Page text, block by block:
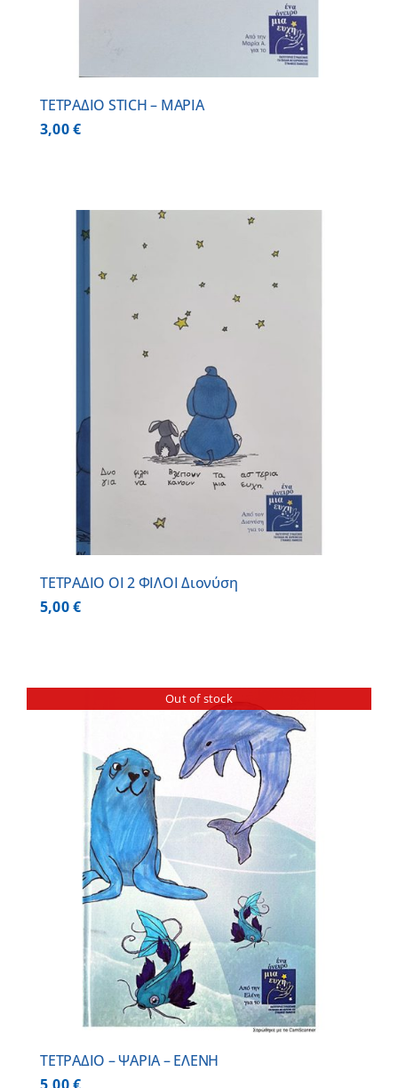
ΤΕΤΡΑΔΙΟ STICH – ΜΑΡΙΑ
3,00€
ΤΕΤΡΑΔΙΟ ΟΙ 2 ΦΙΛΟΙ Διονύση
5,00€
Out of stock
ΤΕΤΡΑΔΙΟ – ΨΑΡΙΑ – ΕΛΕΝΗ